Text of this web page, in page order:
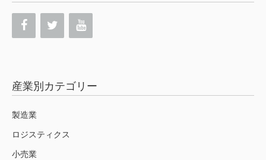
産業別カテゴリー
製造業
ロジスティクス
小売業